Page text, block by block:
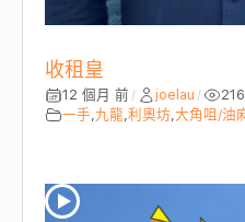
收租皇
12 個月 前 / joelau /
一手 九龍 利奧坊 大角咀/油